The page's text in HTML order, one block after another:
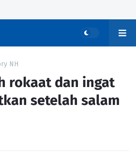
NH
rokaat dan ingat
setelah salam